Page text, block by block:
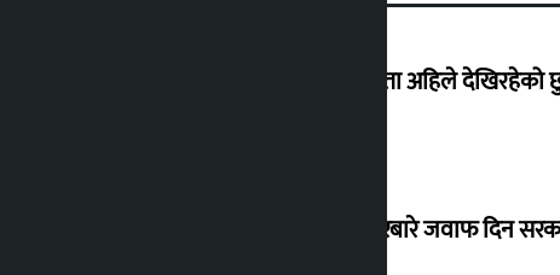
‘देशमा कहिल्यै नभएको शासकीय अराजकता अहिले देखिरहेको
सांसद यादवले उठाएको ढल्केबर ट्रमा सेन्टरबारे जवाफ दिन